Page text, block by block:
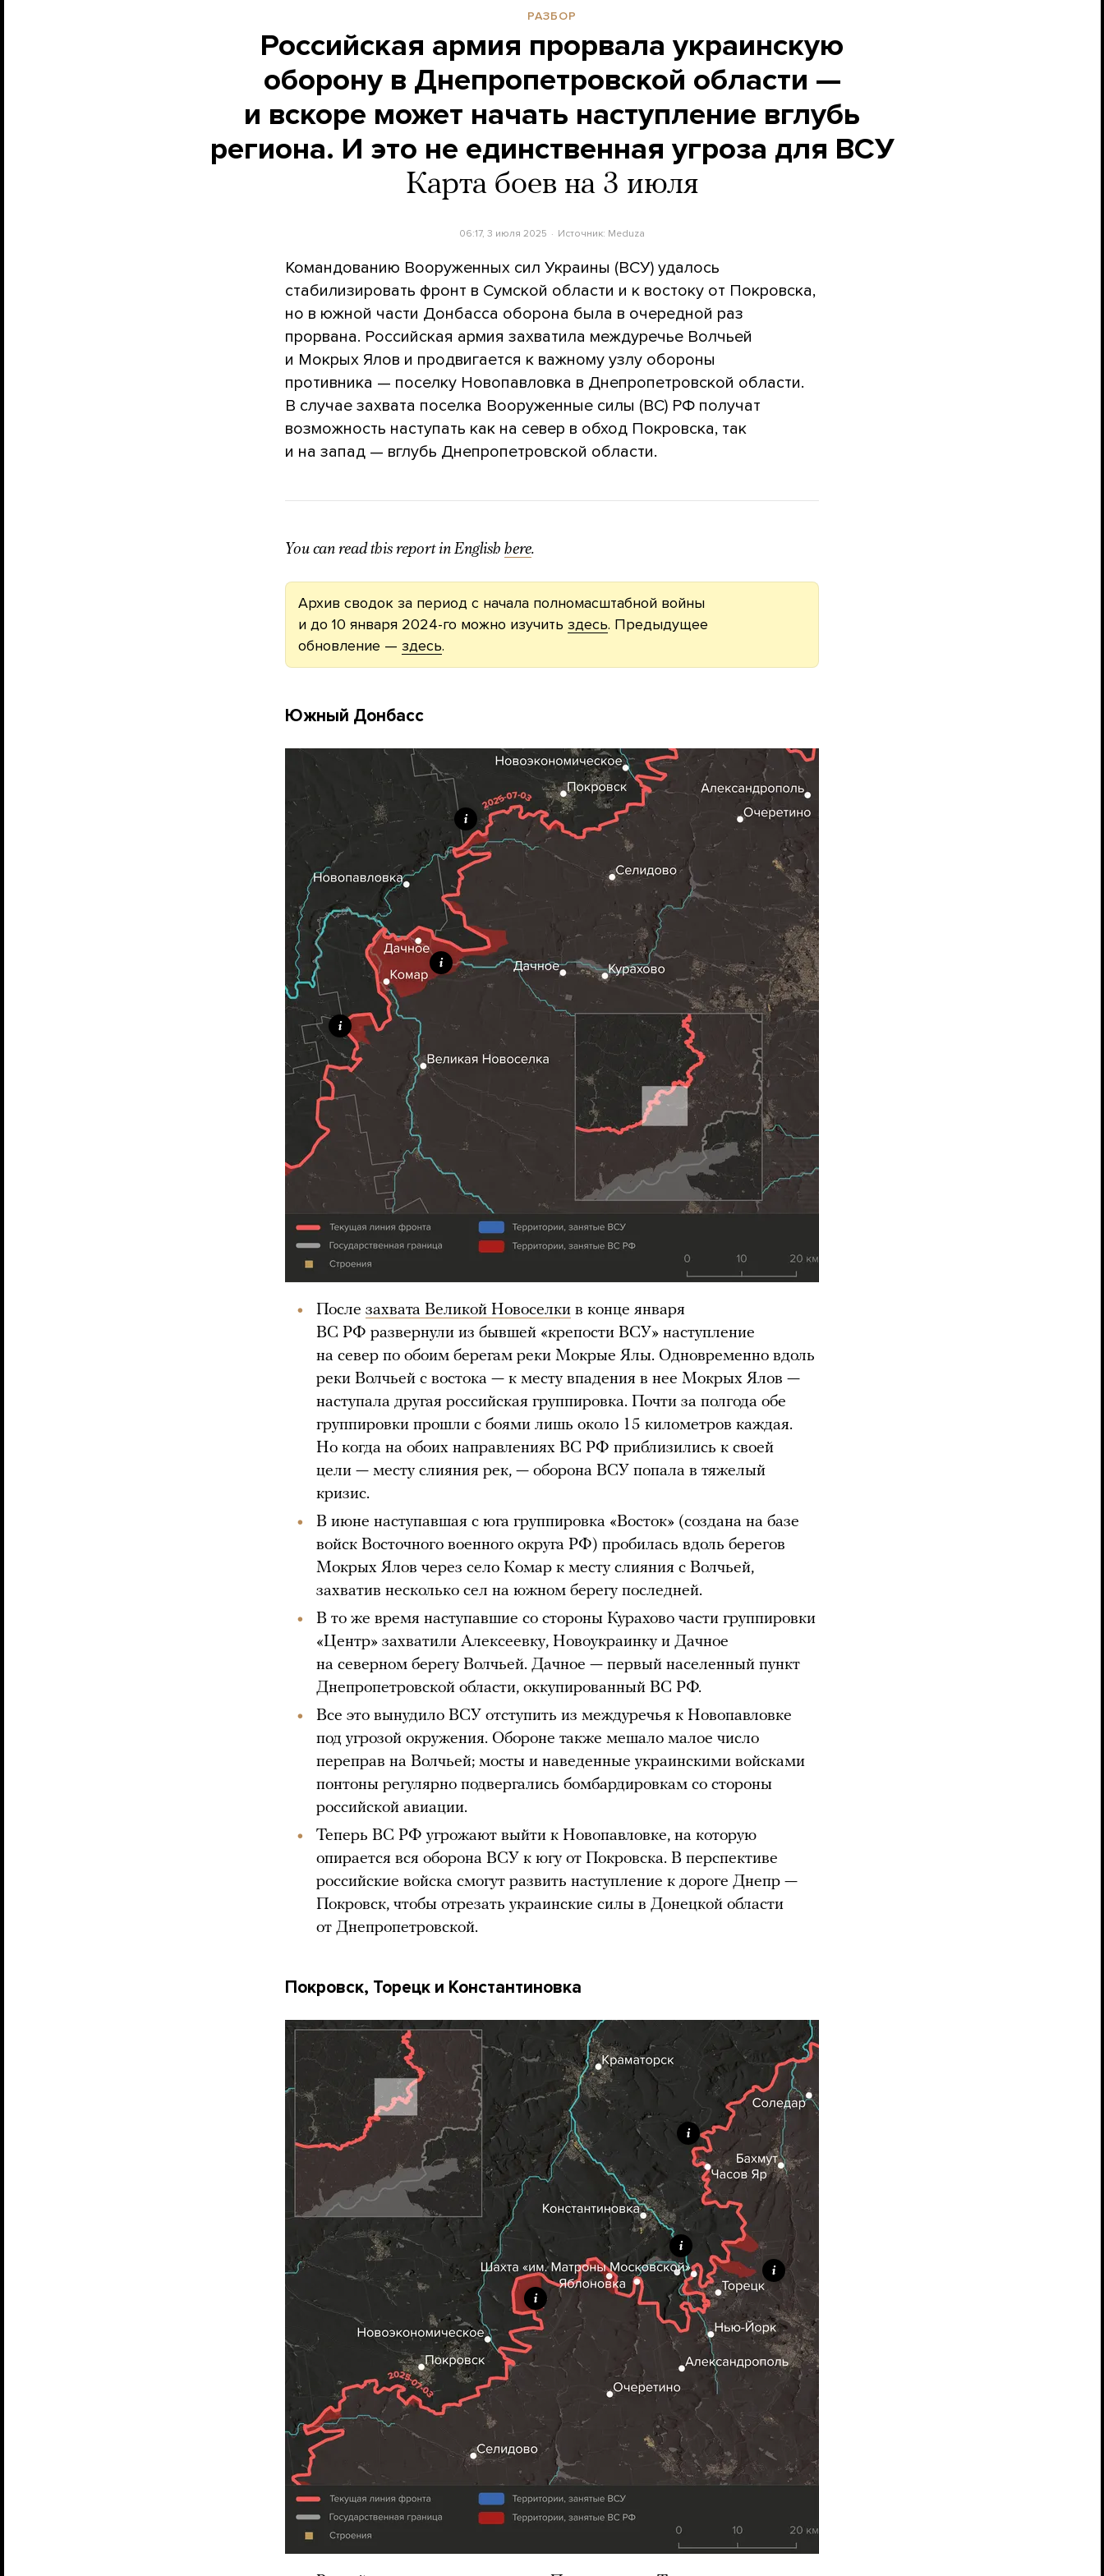
РАЗБОР
Российская армия прорвала украинскую
оборону в Днепропетровской области —
и вскоре может начать наступление вглубь
региона. И это не единственная угроза для ВСУ
Карта боев на 3 июля
06:17, 3 июля 2025 Источник: Meduza
Командованию Вооруженных сил Украины (ВСУ) удалось
стабилизировать фронт в Сумской области и к востоку от Покровска,
но в южной части Донбасса оборона была в очередной раз
прорвана. Российская армия захватила междуречье Волчьей
и Мокрых Ялов и продвигается к важному узлу обороны
противника — поселку Новопавловка в Днепропетровской области.
В случае захвата поселка Вооруженные силы (ВС) РФ получат
возможность наступать как на север в обход Покровска, так
и на запад — вглубь Днепропетровской области.
You can read this report in English here.
Архив сводок за период с начала полномасштабной войны
и до 10 января 2024-го можно изучить здесь. Предыдущее
обновление — здесь.
Южный Донбасс
После захвата Великой Новоселки в конце января
ВС РФ развернули из бывшей «крепости ВСУ» наступление
на север по обоим берегам реки Мокрые Ялы. Одновременно вдоль
реки Волчьей с востока — к месту впадения в нее Мокрых Ялов —
наступала другая российская группировка. Почти за полгода обе
группировки прошли с боями лишь около 15 километров каждая.
Но когда на обоих направлениях ВС РФ приблизились к своей
цели — месту слияния рек, — оборона ВСУ попала в тяжелый
кризис.
В июне наступавшая с юга группировка «Восток» (создана на базе
войск Восточного военного округа РФ) пробилась вдоль берегов
Мокрых Ялов через село Комар к месту слияния с Волчьей,
захватив несколько сел на южном берегу последней.
В то же время наступавшие со стороны Курахово части группировки
«Центр» захватили Алексеевку, Новоукраинку и Дачное
на северном берегу Волчьей. Дачное — первый населенный пункт
Днепропетровской области, оккупированный ВС РФ.
Все это вынудило ВСУ отступить из междуречья к Новопавловке
под угрозой окружения. Обороне также мешало малое число
переправ на Волчьей; мосты и наведенные украинскими войсками
понтоны регулярно подвергались бомбардировкам со стороны
российской авиации.
Теперь ВС РФ угрожают выйти к Новопавловке, на которую
опирается вся оборона ВСУ к югу от Покровска. В перспективе
российские войска смогут развить наступление к дороге Днепр —
Покровск, чтобы отрезать украинские силы в Донецкой области
от Днепропетровской.
Покровск, Торецк и Константиновка